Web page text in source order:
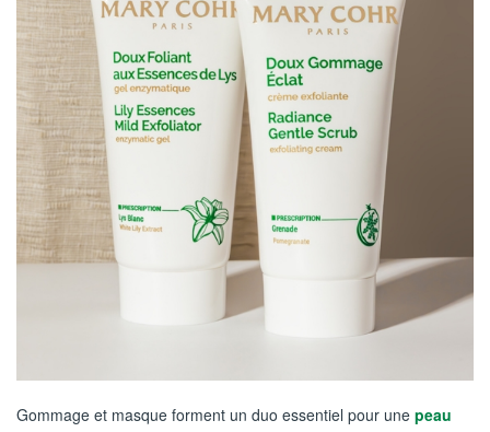
Gommage et masque forment un duo essentiel pour une peau